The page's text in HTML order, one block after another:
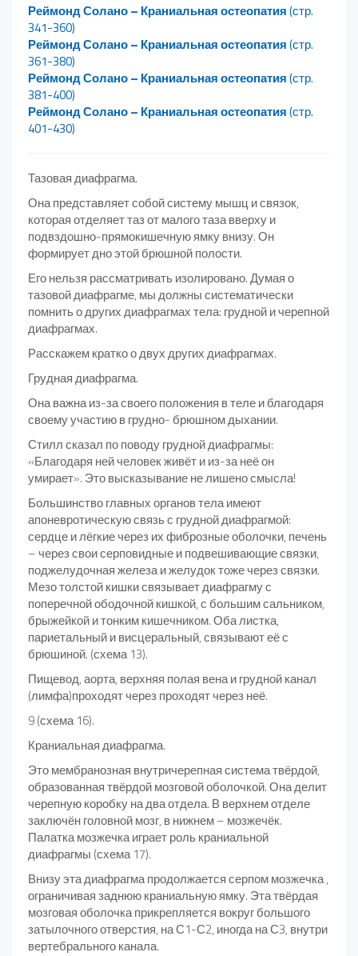
Реймонд Солано – Краниальная остеопатия(стр.
341-360)
Реймонд Солано – Краниальная остеопатия(стр.
361-380)
Реймонд Солано – Краниальная остеопатия(стр.
381-400)
Реймонд Солано – Краниальная остеопатия(стр.
401-430)
Тазовая диафрагма.
Она представляет собой систему мышц и связок,
которая отделяет таз от малого таза вверху и
подвздошно-прямокишечную ямку внизу. Он
формирует дно этой брюшной полости.
Его нельзя рассматривать изолировано. Думая о
тазовой диафрагме, мы должны систематически
помнить о других диафрагмах тела: грудной и черепной
диафрагмах.
Расскажем кратко о двух других диафрагмах.
Грудная диафрагма.
Она важна из-за своего положения в теле и благодаря
своему участию в грудно- брюшном дыхании.
Стилл сказал по поводу грудной диафрагмы:
«Благодаря ней человек живёт и из-за неё он
умирает». Это высказывание не лишено смысла!
Большинство главных органов тела имеют
апоневротическую связь с грудной диафрагмой:
сердце и лёгкие через их фиброзные оболочки, печень
– через свои серповидные и подвешивающие связки,
поджелудочная железа и желудок тоже через связки.
Мезо толстой кишки связывает диафрагму с
поперечной ободочной кишкой, с большим сальником,
брыжейкой и тонким кишечником. Оба листка,
париетальный и висцеральный, связывают её с
брюшиной. (схема 13).
Пищевод, аорта, верхняя полая вена и грудной канал
(лимфа)проходят через проходят через неё.
9 (схема 16).
Краниальная диафрагма.
Это мембранозная внутричерепная система твёрдой,
образованная твёрдой мозговой оболочкой. Она делит
черепную коробку на два отдела. В верхнем отделе
заключён головной мозг, в нижнем – мозжечёк.
Палатка мозжечка играет роль краниальной
диафрагмы (схема 17).
Внизу эта диафрагма продолжается серпом мозжечка ,
ограничивая заднюю краниальную ямку. Эта твёрдая
мозговая оболочка прикрепляется вокруг большого
затылочного отверстия, на С1-С2, иногда на С3, внутри
вертебрального канала.